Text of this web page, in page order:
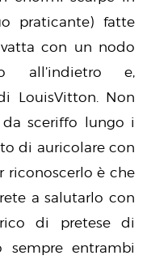
praticante) fatte
con un nodo
all’indietro e,
LouisVitton. Non
sceriffo lungo i
di auricolare con
riconoscerlo è che
a salutarlo con
di pretese di
entrambi